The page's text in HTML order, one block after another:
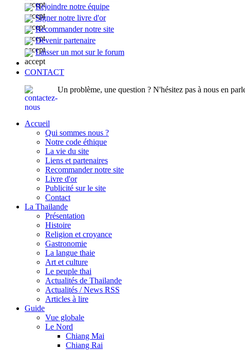
Rejoindre notre équipe
Signer notre livre d'or
Recommander notre site
Devenir partenaire
Laisser un mot sur le forum
CONTACT
Un problème, une question ? N'hésitez pas à nous en
Accueil
Qui sommes nous ?
Notre code éthique
La vie du site
Liens et partenaires
Recommander notre site
Livre d'or
Publicité sur le site
Contact
La Thailande
Présentation
Histoire
Religion et croyance
Gastronomie
La langue thaie
Art et culture
Le peuple thai
Actualités de Thailande
Actualités / News RSS
Articles à lire
Guide
Vue globale
Le Nord
Chiang Mai
Chiang Rai